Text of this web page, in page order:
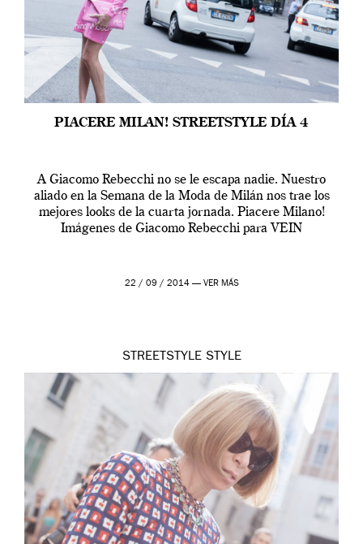
PIACERE MILAN! STREETSTYLE DÍA 4
A Giacomo Rebecchi no se le escapa nadie. Nuestro
aliado en la Semana de la Moda de Milán nos trae los
mejores looks de la cuarta jornada. Piacere Milano!
Imágenes de Giacomo Rebecchi para VEIN
22 / 09 / 2014 — VER MÁS
STREETSTYLE STYLE